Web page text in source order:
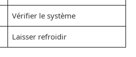
Vérifier le système
Laisser refroidir